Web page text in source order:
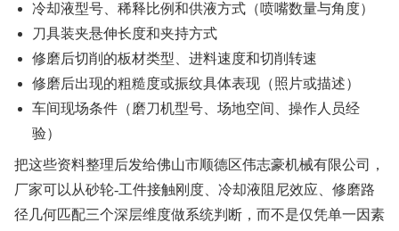
冷却液型号、稀释比例和供液方式（喷嘴数量与角度）
刀具装夹悬伸长度和夹持方式
修磨后切削的板材类型、进料速度和切削转速
修磨后出现的粗糙度或振纹具体表现（照片或描述）
车间现场条件（磨刀机型号、场地空间、操作人员经
验）
把这些资料整理后发给佛山市顺德区伟志豪机械有限公司，
厂家可以从砂轮-工件接触刚度、冷却液阻尼效应、修磨路
径几何匹配三个深层维度做系统判断，而不是仅凭单一因素